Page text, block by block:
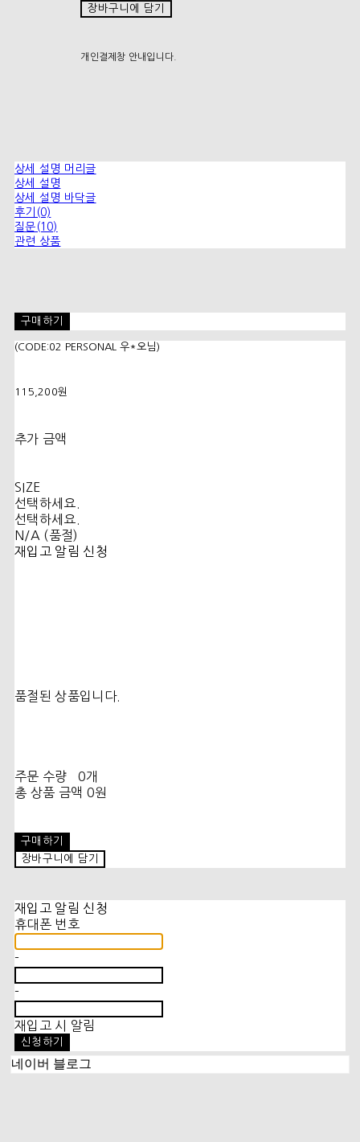
장바구니에 담기
개인결제창 안내입니다.
상세 설명 머리글
상세 설명
상세 설명 바닥글
후기(0)
질문(10)
관련 상품
구매하기
(CODE:02 PERSONAL 우*오님)
115,200원
추가 금액
SIZE
선택하세요.
선택하세요.
N/A (품절)
재입고 알림 신청
품절된 상품입니다.
주문 수량
0개
총 상품 금액 0원
구매하기
장바구니에 담기
재입고 알림 신청
휴대폰 번호
-
-
재입고 시 알림
신청하기
네이버 블로그